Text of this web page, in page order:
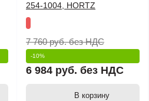
254-1004, HORTZ
7 760 руб.без НДС
-10%
6 984 руб. без НДС
В корзину